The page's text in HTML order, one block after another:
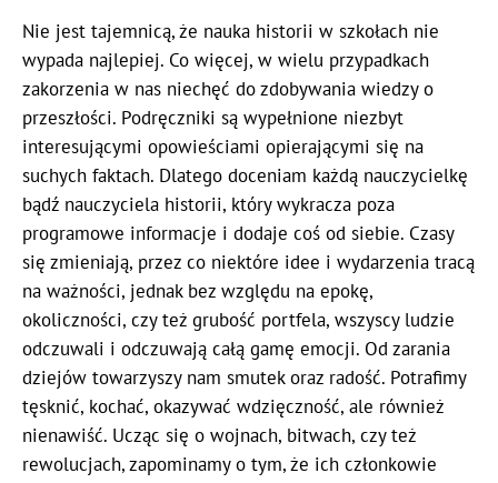
Nie jest tajemnicą, że nauka historii w szkołach nie
wypada najlepiej. Co więcej, w wielu przypadkach
zakorzenia w nas niechęć do zdobywania wiedzy o
przeszłości. Podręczniki są wypełnione niezbyt
interesującymi opowieściami opierającymi się na
suchych faktach. Dlatego doceniam każdą nauczycielkę
bądź nauczyciela historii, który wykracza poza
programowe informacje i dodaje coś od siebie. Czasy
się zmieniają, przez co niektóre idee i wydarzenia tracą
na ważności, jednak bez względu na epokę,
okoliczności, czy też grubość portfela, wszyscy ludzie
odczuwali i odczuwają całą gamę emocji. Od zarania
dziejów towarzyszy nam smutek oraz radość. Potrafimy
tęsknić, kochać, okazywać wdzięczność, ale również
nienawiść. Ucząc się o wojnach, bitwach, czy też
rewolucjach, zapominamy o tym, że ich członkowie